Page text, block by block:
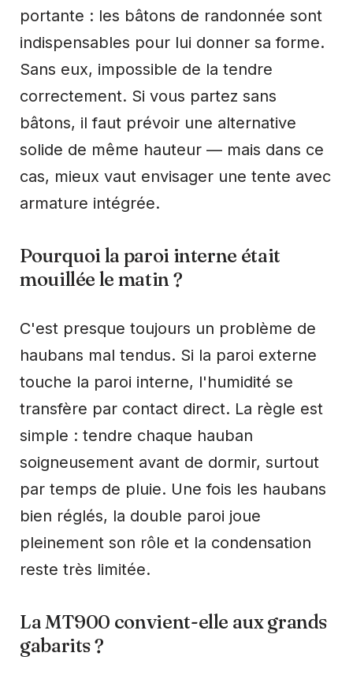
portante : les bâtons de randonnée sont
indispensables pour lui donner sa forme.
Sans eux, impossible de la tendre
correctement. Si vous partez sans
bâtons, il faut prévoir une alternative
solide de même hauteur — mais dans ce
cas, mieux vaut envisager une tente avec
armature intégrée.
Pourquoi la paroi interne était
mouillée le matin ?
C'est presque toujours un problème de
haubans mal tendus. Si la paroi externe
touche la paroi interne, l'humidité se
transfère par contact direct. La règle est
simple : tendre chaque hauban
soigneusement avant de dormir, surtout
par temps de pluie. Une fois les haubans
bien réglés, la double paroi joue
pleinement son rôle et la condensation
reste très limitée.
La MT900 convient-elle aux grands
gabarits ?